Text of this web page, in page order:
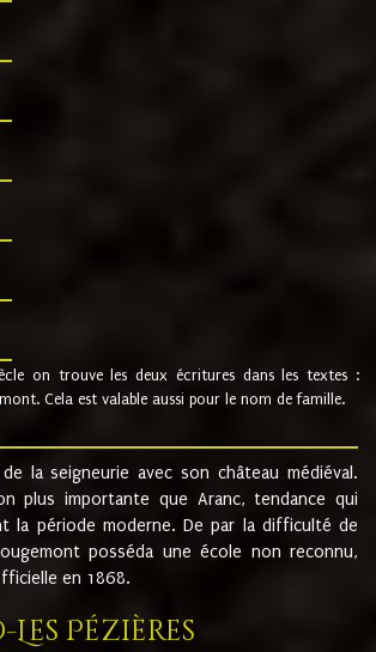
on trouve les deux écritures dans les textes :
Cela est valable aussi pour le nom de famille.
la seigneurie avec son château médiéval.
plus importante que Aranc, tendance qui
la période moderne. De par la difficulté de
posséda une école non reconnu,
en 1868.
Pézières